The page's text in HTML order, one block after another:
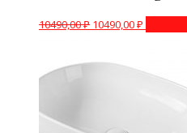
10490,00₽ 10490,00₽